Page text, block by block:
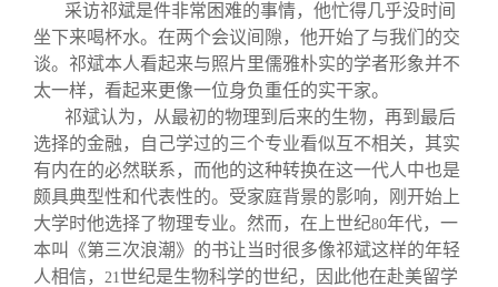
采访祁斌是件非常困难的事情，他忙得几乎没时间
坐下来喝杯水。在两个会议间隙，他开始了与我们的交
谈。祁斌本人看起来与照片里儒雅朴实的学者形象并不
太一样，看起来更像一位身负重任的实干家。
祁斌认为，从最初的物理到后来的生物，再到最后
选择的金融，自己学过的三个专业看似互不相关，其实
有内在的必然联系，而他的这种转换在这一代人中也是
颇具典型性和代表性的。受家庭背景的影响，刚开始上
大学时他选择了物理专业。然而，在上世纪80年代，一
本叫《第三次浪潮》的书让当时很多像祁斌这样的年轻
人相信， 21世纪是生物科学的世纪，因此他在赴美留学